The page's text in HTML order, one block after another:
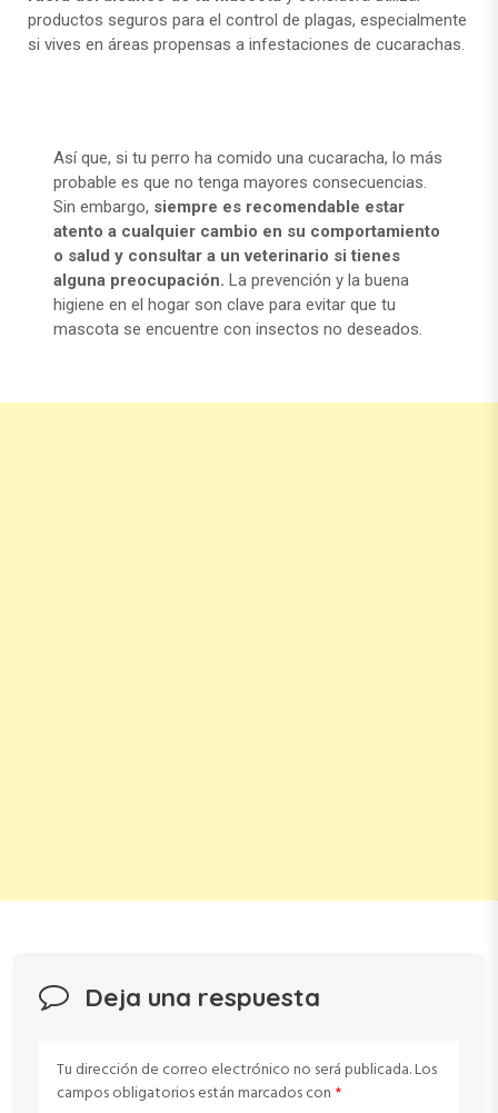
productos seguros para el control de plagas, especialmente
si vives en áreas propensas a infestaciones de cucarachas.
Así que, si tu perro ha comido una cucaracha, lo más
probable es que no tenga mayores consecuencias.
Sin embargo, siempre es recomendable estar
atento a cualquier cambio en su comportamiento
o salud y consultar a un veterinario si tienes
alguna preocupación. La prevención y la buena
higiene en el hogar son clave para evitar que tu
mascota se encuentre con insectos no deseados.
Deja una respuesta
Tu dirección de correo electrónico no será publicada.Los
campos obligatorios están marcados con *